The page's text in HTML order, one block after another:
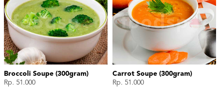
Broccoli Soupe (300gram)
Rp. 51.000
Carrot Soupe (300gram)
Rp. 51.000